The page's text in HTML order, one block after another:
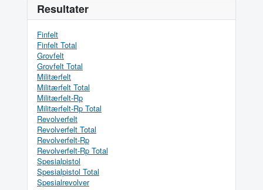
Resultater
Finfelt
Finfelt Total
Grovfelt
Grovfelt Total
Militærfelt
Militærfelt Total
Militærfelt-Rp
Militærfelt-Rp Total
Revolverfelt
Revolverfelt Total
Revolverfelt-Rp
Revolverfelt-Rp Total
Spesialpistol
Spesialpistol Total
Spesialrevolver